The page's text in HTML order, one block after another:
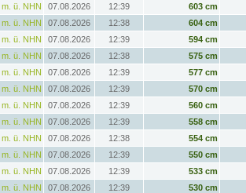
m. ü. NHN 07.08.2026 12:39 603 cm
m. ü. NHN 07.08.2026 12:38 604 cm
m. ü. NHN 07.08.2026 12:39 594 cm
m. ü. NHN 07.08.2026 12:38 575 cm
m. ü. NHN 07.08.2026 12:39 577 cm
m. ü. NHN 07.08.2026 12:39 570 cm
m. ü. NHN 07.08.2026 12:39 560 cm
m. ü. NHN 07.08.2026 12:39 558 cm
m. ü. NHN 07.08.2026 12:38 554 cm
m. ü. NHN 07.08.2026 12:39 550 cm
m. ü. NHN 07.08.2026 12:39 533 cm
m. ü. NHN 07.08.2026 12:39 530 cm